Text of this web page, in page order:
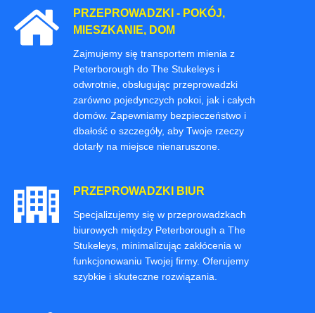
PRZEPROWADZKI - POKÓJ,
MIESZKANIE, DOM
Zajmujemy się transportem mienia z
Peterborough do The Stukeleys i
odwrotnie, obsługując przeprowadzki
zarówno pojedynczych pokoi, jak i całych
domów. Zapewniamy bezpieczeństwo i
dbałość o szczegóły, aby Twoje rzeczy
dotarły na miejsce nienaruszone.
PRZEPROWADZKI BIUR
Specjalizujemy się w przeprowadzkach
biurowych między Peterborough a The
Stukeleys, minimalizując zakłócenia w
funkcjonowaniu Twojej firmy. Oferujemy
szybkie i skuteczne rozwiązania.